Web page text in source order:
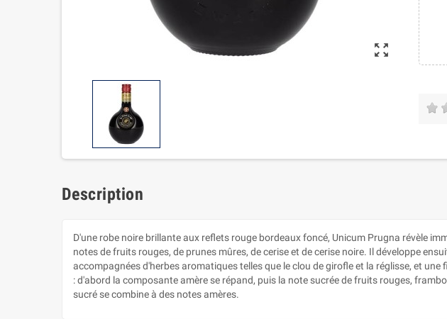
zoom_out_map
Description
D'une robe noire brillante aux reflets rouge bordeaux foncé, Unicum Prugna révèle
notes de fruits rouges, de prunes mûres, de cerise et de cerise noire. Il développe
accompagnées d'herbes aromatiques telles que le clou de girofle et la réglisse, et
: d'abord la composante amère se répand, puis la note sucrée de fruits rouges,
sucré se combine à des notes amères.